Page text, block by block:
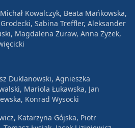
Kowalczyk, Beata Mańkowska,
Sabina Treffler, Aleksander
Magdalena Żuraw, Anna Zyzek,
Duklanowski, Agnieszka
Mariola Łukawska, Jan
Konrad Wysocki
Katarzyna Gójska, Piotr